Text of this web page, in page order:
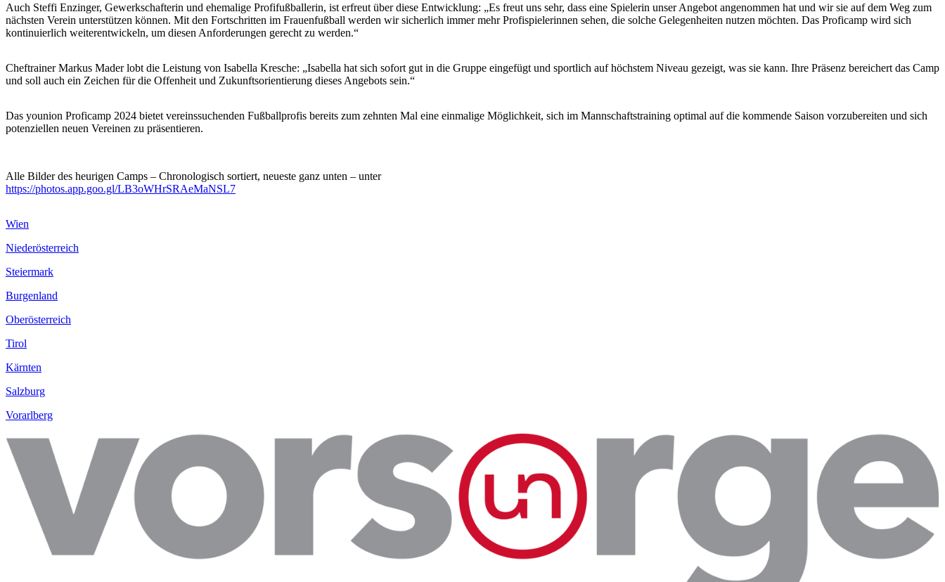
Auch Steffi Enzinger, Gewerkschafterin und ehemalige Profifußballerin, ist erfreut über diese Entwicklung: „Es freut uns sehr, dass eine Spielerin unser Angebot angenommen hat und wir sie auf dem Weg zum
nächsten Verein unterstützen können. Mit den Fortschritten im Frauenfußball werden wir sicherlich immer mehr Profispielerinnen sehen, die solche Gelegenheiten nutzen möchten. Das Proficamp wird sich
kontinuierlich weiterentwickeln, um diesen Anforderungen gerecht zu werden.“
Cheftrainer Markus Mader lobt die Leistung von Isabella Kresche: „Isabella hat sich sofort gut in die Gruppe eingefügt und sportlich auf höchstem Niveau gezeigt, was sie kann. Ihre Präsenz bereichert das Camp
und soll auch ein Zeichen für die Offenheit und Zukunftsorientierung dieses Angebots sein.“
Das younion Proficamp 2024 bietet vereinssuchenden Fußballprofis bereits zum zehnten Mal eine einmalige Möglichkeit, sich im Mannschaftstraining optimal auf die kommende Saison vorzubereiten und sich
potenziellen neuen Vereinen zu präsentieren.
Alle Bilder des heurigen Camps – Chronologisch sortiert, neueste ganz unten – unter
https://photos.app.goo.gl/LB3oWHrSRAeMaNSL7
Wien
Niederösterreich
Steiermark
Burgenland
Oberösterreich
Tirol
Kärnten
Salzburg
Vorarlberg